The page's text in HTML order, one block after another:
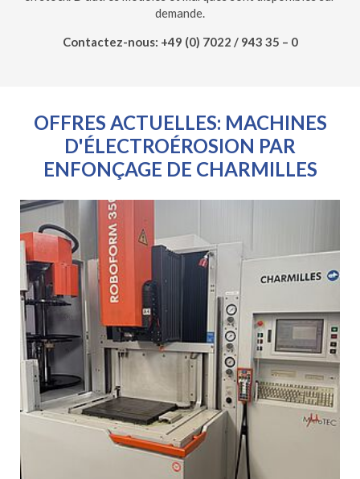
demande.
Contactez-nous: +49 (0) 7022 / 943 35 – 0
OFFRES ACTUELLES: MACHINES
D'ÉLECTROÉROSION PAR
ENFONÇAGE DE CHARMILLES